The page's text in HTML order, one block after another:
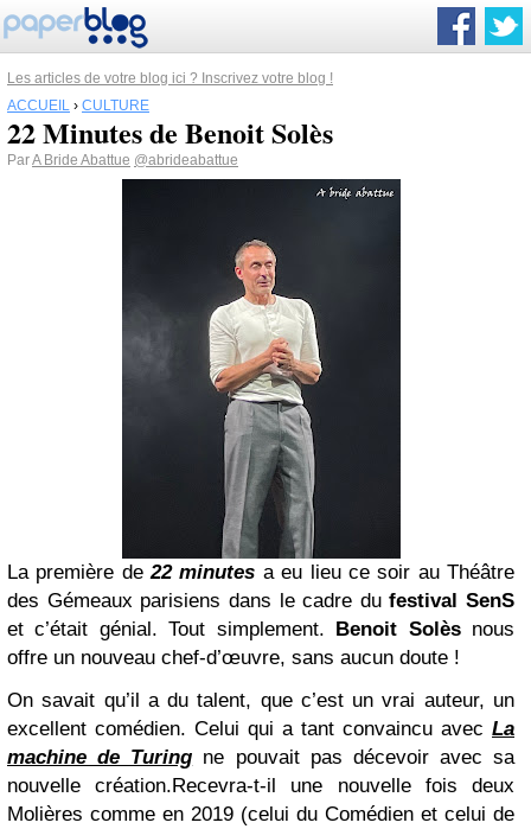
Les articles de votre blog ici ? Inscrivez votre blog !
ACCUEIL › CULTURE
22 Minutes de Benoit Solès
ParA Bride Abattue @abrideabattue
La première de22 minutes a eu lieu ce soir au Théâtre
des Gémeaux parisiens dans le cadre dufestival SenS
et c’était génial. Tout simplement. Benoit Solèsnous
offre un nouveau chef-d’œuvre, sans aucun doute !
On savait qu’il a du talent, que c’est un vrai auteur, un
excellent comédien. Celui qui a tant convaincu avec La
machine de Turing ne pouvait pas décevoir avec sa
nouvelle création.Recevra-t-il une nouvelle fois deux
Molières comme en 2019 (celui du Comédien et celui de